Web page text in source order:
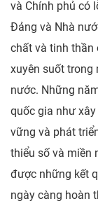
và Chính phủ có
Đảng và Nhà
chất và tinh thần
xuyên suốt trong
nước. Những
quốc gia như
vững và phát
thiểu số và miền
được những kết
ngày càng hoàn